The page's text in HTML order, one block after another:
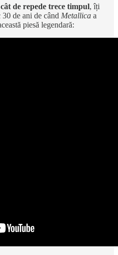
de repede trece timpul, îți
30 de ani de când Metallica a
piesă legendară: